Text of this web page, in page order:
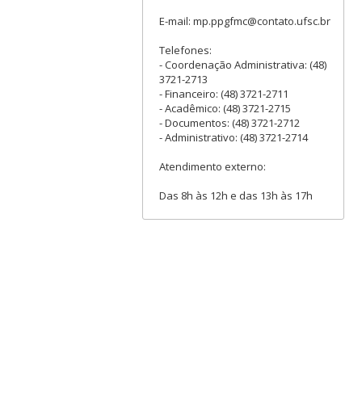
E-mail: mp.ppgfmc@contato.ufsc.br
Telefones:
- Coordenação Administrativa: (48)
3721-2713
- Financeiro: (48) 3721-2711
- Acadêmico: (48) 3721-2715
- Documentos: (48) 3721-2712
- Administrativo: (48) 3721-2714
Atendimento externo:
Das 8h às 12h e das 13h às 17h